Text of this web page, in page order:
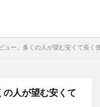
ュー。多くの人が望む安くて長く
の人が望む安くて